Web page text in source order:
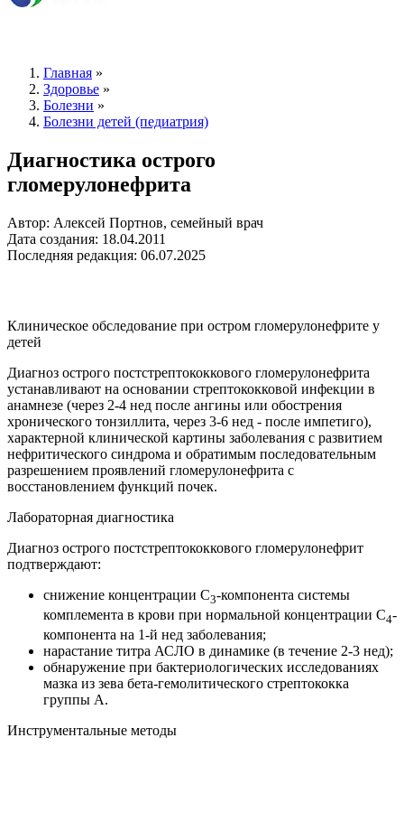
Главная »
Здоровье »
Болезни »
Болезни детей (педиатрия)
Диагностика острого
гломерулонефрита
Автор: Алексей Портнов, семейный врач
Дата создания: 18.04.2011
Последняя редакция: 06.07.2025
Клиническое обследование при остром гломерулонефрите у
детей
Диагноз острого постстрептококкового гломерулонефрита
устанавливают на основании стрептококковой инфекции в
анамнезе (через 2-4 нед после ангины или обострения
хронического тонзиллита, через 3-6 нед - после импетиго),
характерной клинической картины заболевания с развитием
нефритического синдрома и обратимым последовательным
разрешением проявлений гломерулонефрита с
восстановлением функций почек.
Лабораторная диагностика
Диагноз острого постстрептококкового гломерулонефрит
подтверждают:
снижение концентрации С3-компонента системы
комплемента в крови при нормальной концентрации С4-
компонента на 1-й нед заболевания;
нарастание титра АСЛО в динамике (в течение 2-3 нед);
обнаружение при бактериологических исследованиях
мазка из зева бета-гемолитического стрептококка
группы А.
Инструментальные методы